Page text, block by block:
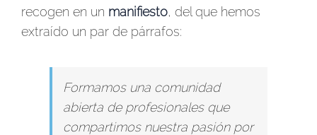
recogen en un manifiesto, del que hemos
extraído un par de párrafos:
Formamos una comunidad
abierta de profesionales que
compartimos nuestra pasión por